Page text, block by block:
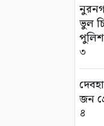
ভুল
পুলিশ
৩
জন
৪